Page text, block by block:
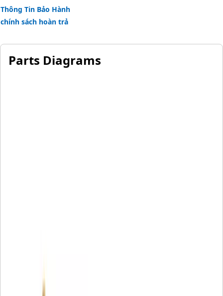
Thông Tin Bảo Hành
chính sách hoàn trả
Parts Diagrams